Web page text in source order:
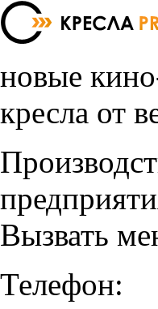
новые
кресла от
Вызвать
Телефон: